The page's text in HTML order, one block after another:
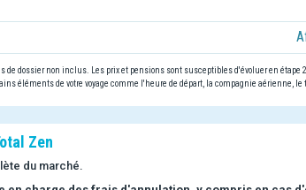
de dossier non inclus. Les prix et pensions sont susceptibles d'évoluer en étape
éléments de votre voyage comme l'heure de départ, la compagnie aérienne,
Zen
du marché.